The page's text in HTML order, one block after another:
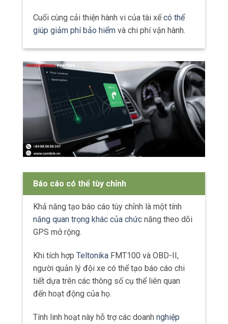
Cuối cùng cải thiện hành vi của tài xếcó thể
giúp giảm phí bảo hiểm và chi phí vận hành.
Báo cáo có thể tùy chỉnh
Khả năng tạo báo cáo tùy chỉnh là một tính
năng quan trọng khác của chức năng theo dõi
GPS mở rộng.
Khi tích hợp Teltonika FMT100 và OBD-II,
người quản lý đội xe có thể tạo báo cáo chi
tiết dựa trên các thông số cụ thể liên quan
đến hoạt động của họ.
Tính linh hoạt này hỗ trợ các doanh nghiệp